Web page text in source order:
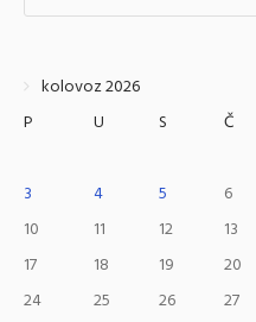
kolovoz 2026
P
U S Č
3
4 5 6
10
11 12 13
17
18 19 20
24
25 26 27